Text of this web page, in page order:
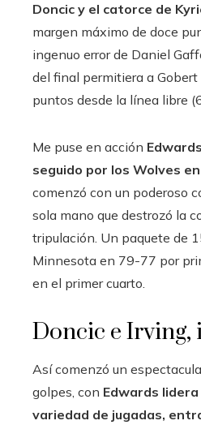
Doncic y el catorce de
margen máximo de doce
ingenuo error de Daniel
del final permitiera a
puntos desde la línea libre
Me puse en acción
seguido por los Wolves
comenzó con un poderoso
sola mano que destrozó la
tripulación. Un paquete de
Minnesota en 79-77 por
en el primer cuarto.
Doncic e Irving,
Así comenzó un
golpes, con Edwards
variedad de jugadas,